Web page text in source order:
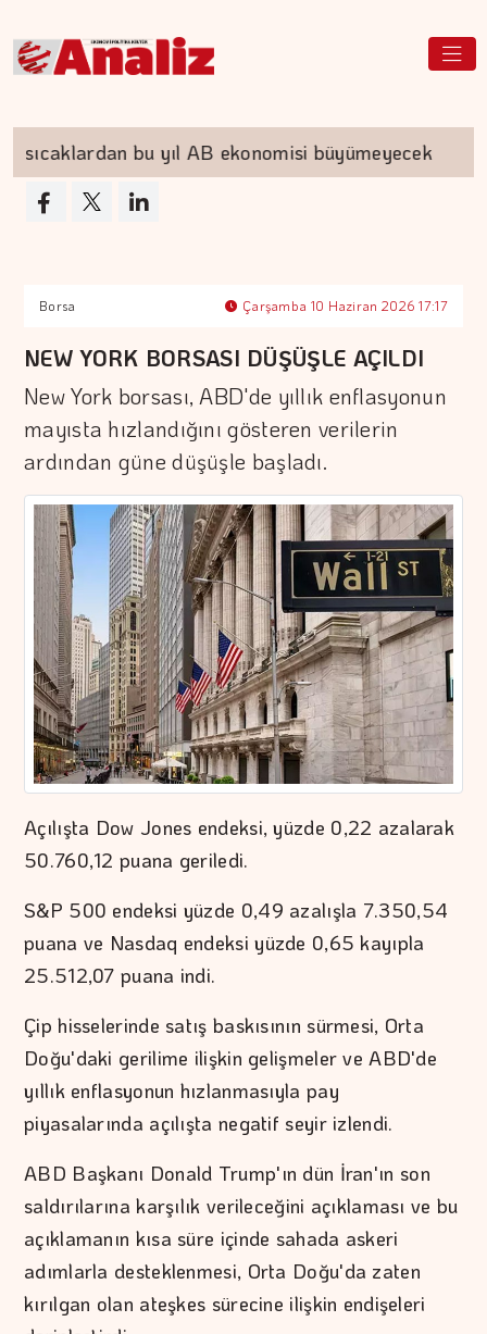
sıcaklardan bu yıl AB ekonomisi büyümeyecek
Borsa Çarşamba 10 Haziran 2026 17:17
NEW YORK BORSASI DÜŞÜŞLE AÇILDI
New York borsası, ABD'de yıllık enflasyonun
mayısta hızlandığını gösteren verilerin
ardından güne düşüşle başladı.
Açılışta Dow Jones endeksi, yüzde 0,22 azalarak
50.760,12 puana geriledi.
S&P 500 endeksi yüzde 0,49 azalışla 7.350,54
puana ve Nasdaq endeksi yüzde 0,65 kayıpla
25.512,07 puana indi.
Çip hisselerinde satış baskısının sürmesi, Orta
Doğu'daki gerilime ilişkin gelişmeler ve ABD'de
yıllık enflasyonun hızlanmasıyla pay
piyasalarında açılışta negatif seyir izlendi.
ABD Başkanı Donald Trump'ın dün İran'ın son
saldırılarına karşılık verileceğini açıklaması ve bu
açıklamanın kısa süre içinde sahada askeri
adımlarla desteklenmesi, Orta Doğu'da zaten
kırılgan olan ateşkes sürecine ilişkin endişeleri